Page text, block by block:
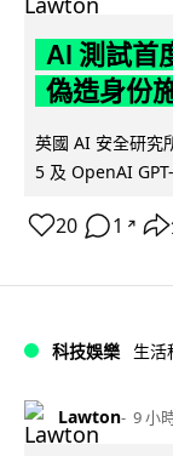
AI 測試首
偽造身份
英國 AI 安全研究
5 及 OpenAI
20 1 ↗
科技娛樂 生活
Lawton 9 小